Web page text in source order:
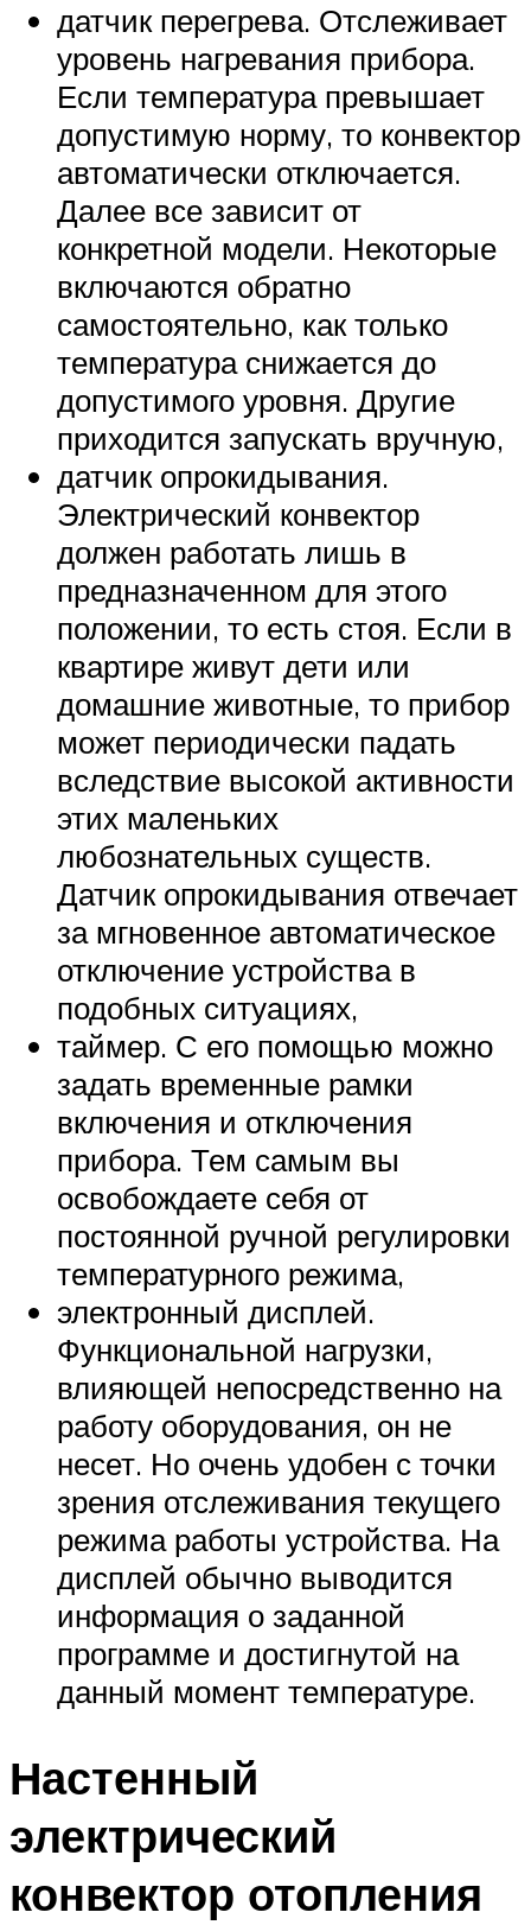
датчик перегрева. Отслеживает
уровень нагревания прибора.
Если температура превышает
допустимую норму, то конвектор
автоматически отключается.
Далее все зависит от
конкретной модели. Некоторые
включаются обратно
самостоятельно, как только
температура снижается до
допустимого уровня. Другие
приходится запускать вручную,
датчик опрокидывания.
Электрический конвектор
должен работать лишь в
предназначенном для этого
положении, то есть стоя. Если в
квартире живут дети или
домашние животные, то прибор
может периодически падать
вследствие высокой активности
этих маленьких
любознательных существ.
Датчик опрокидывания отвечает
за мгновенное автоматическое
отключение устройства в
подобных ситуациях,
таймер. С его помощью можно
задать временные рамки
включения и отключения
прибора. Тем самым вы
освобождаете себя от
постоянной ручной регулировки
температурного режима,
электронный дисплей.
Функциональной нагрузки,
влияющей непосредственно на
работу оборудования, он не
несет. Но очень удобен с точки
зрения отслеживания текущего
режима работы устройства. На
дисплей обычно выводится
информация о заданной
программе и достигнутой на
данный момент температуре.
Настенный
электрический
конвектор отопления